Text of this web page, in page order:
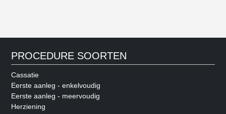
PROCEDURE SOORTEN
Cassatie
Eerste aanleg - enkelvoudig
Eerste aanleg - meervoudig
Herziening